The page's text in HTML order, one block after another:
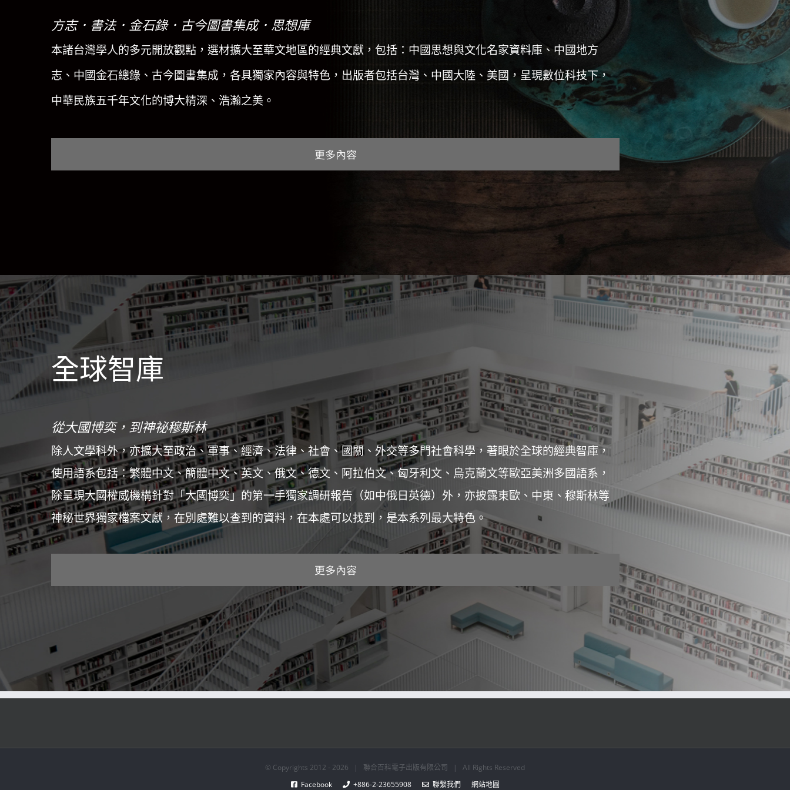
方志．書法．金石錄．古今圖書集成．思想庫
本諸台灣學人的多元開放觀點，選材擴大至華文地區的經典文獻，包括：中國思想與文化名家資料庫、中國地方
志、中國金石總錄、古今圖書集成，各具獨家內容與特色，出版者包括台灣、中國大陸、美國，呈現數位科技下，
中華民族五千年文化的博大精深、浩瀚之美。
更多內容
全球智庫
從大國博奕，到神祕穆斯林
除人文學科外，亦擴大至政治、軍事、經濟、法律、社會、國關、外交等多門社會科學，著眼於全球的經典智庫，
使用語系包括：繁體中文、簡體中文、英文、俄文、德文、阿拉伯文、匈牙利文、烏克蘭文等歐亞美洲多國語系，
除呈現大國權威機構針對「大國博奕」的第一手獨家調研報告（如中俄日英德）外，亦披露東歐、中東、穆斯林等
神秘世界獨家檔案文獻，在別處難以查到的資料，在本處可以找到，是本系列最大特色。
更多內容
© Copyrights 2012 - 2026 | 聯合百科電子出版有限公司 | All Rights Reserved
Facebook
+886-2-23655908 聯繫我們網站地圖